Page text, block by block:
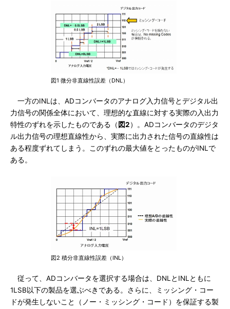
図1 微分非直線性誤差（DNL）
一方のINLは、ADコンバータのアナログ入力信号とデジタル出
力信号の関係全体において、理想的な直線に対する実際の入出力
特性のずれを示したものである（ 図2）。ADコンバータのデジタ
ル出力信号の理想直線性から、実際に出力された信号の直線性は
ある程度ずれてしまう。このずれの最大値をとったものがINLで
ある。
図2 積分非直線性誤差（INL）
従って、ADコンバータを選択する場合は、DNLとINLともに
1LSB以下の製品を選ぶべきである。さらに、ミッシング・コー
ドが発生しないこと（ノー・ミッシング・コード）を保証する製